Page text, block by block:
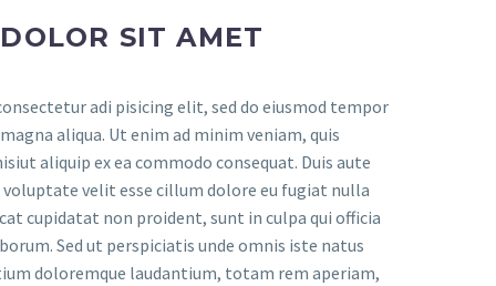
SIT AMET
adi pisicing elit, sed do eiusmod tempor
aliqua. Ut enim ad minim veniam, quis
aliquip ex ea commodo consequat. Duis aute
velit esse cillum dolore eu fugiat nulla
cupidatat non proident, sunt in culpa qui officia
Sed ut perspiciatis unde omnis iste natus
doloremque laudantium, totam rem aperiam,